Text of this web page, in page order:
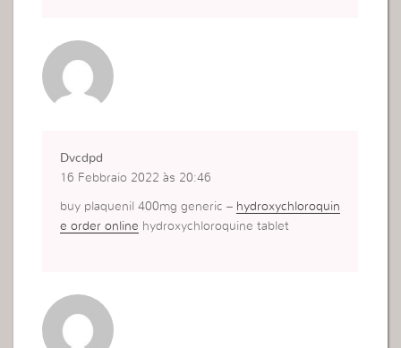
Dvcdpd
16 Febbraio 2022 às 20:46
buy plaquenil 400mg generic – hydroxychloroquin
e order online hydroxychloroquine tablet